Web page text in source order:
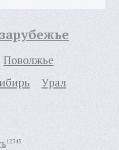
Поволжье
Урал
12345